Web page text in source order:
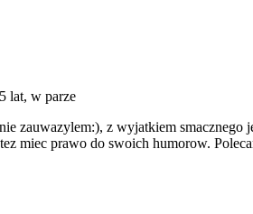
lat, w parze
zauwazylem:), z wyjatkiem
miec prawo do swoich humorow.